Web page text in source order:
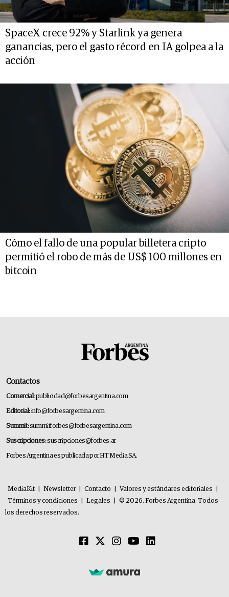
SpaceX crece 92% y Starlink ya genera
ganancias, pero el gasto récord en IA golpea a la
acción
Cómo el fallo de una popular billetera cripto
permitió el robo de más de US$ 100 millones en
bitcoin
Contactos
Comercial:publicidad@forbesargentina.com
Editorial:info@forbesargentina.com
Summit:summitforbes@forbesargentina.com
Suscripciones:suscripciones@forbes.ar
Forbes Argentina es publicada por HT Media SA.
MediaKit Newsletter Contacto Valores y estándares editoriales
Términos y condiciones
Legales
© 2026. Forbes Argentina. Todos
los derechos reservados.